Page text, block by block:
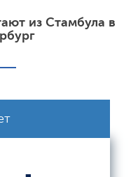
из Стамбула в